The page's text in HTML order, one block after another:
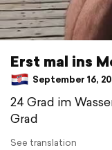
Erst mal ins
September 16,
24 Grad im
Grad
See translation